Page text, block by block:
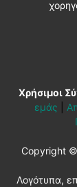
Χρήσιμοι
εμάς
Copyright ©
Λογότυπα,